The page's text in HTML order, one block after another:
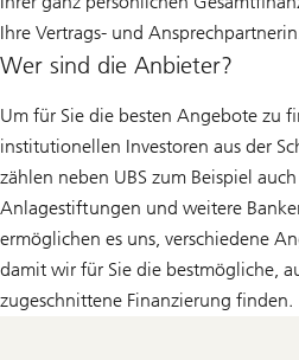
Ihre Vertrags- und
Wer sind die Anbieter?
Um für Sie die besten Angebote zu
institutionellen Investoren aus der
zählen neben UBS zum Beispiel auch
Anlagestiftungen und weitere
ermöglichen es uns, verschiedene
damit wir für Sie die bestmögliche,
zugeschnittene Finanzierung finden.